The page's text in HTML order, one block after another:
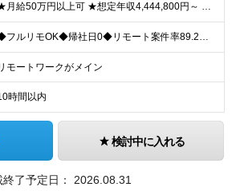
★月給50万円以上可 ★想定年収4,444,800円～ ★転職時に50万円～300万円の年収UP事例あり！ ★入社1年で年収が120万円上がった社員もいます！ 月給370,400円〜 ※経験やスキル
◆フルリモOK◆帰社日0◆リモート案件率89.2%◆希望を考慮／転居を伴う転勤なし 一都三県のクライアント先＋在宅勤務（案件により異なります） 【本社】東京都千代田区内幸町2-2-3 日比谷国際ビル
モートワークがメイン
時間以内
検討中に入れる
終了予定日： 2026.08.31